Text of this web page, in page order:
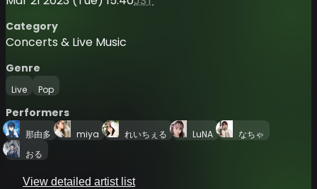
Category
Concerts & Live Music
Genre
Live Pop
Performers
那由多 miya れいちぇる LuNA
なちゃ
おる
View detailed artist list